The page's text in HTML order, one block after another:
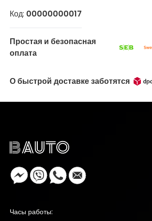
Код: 00000000017
Простая и безопасная
оплата
О быстрой доставке заботятся
Часы работы: